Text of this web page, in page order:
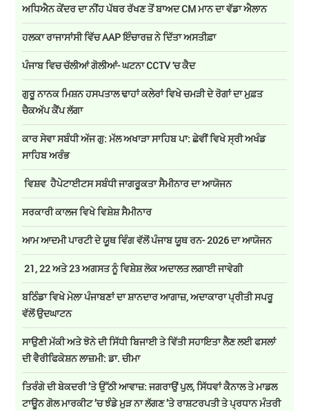
ਅਧਿਐਨ ਕੇਂਦਰ ਦਾ ਨੀਂਹ ਪੱਥਰ ਰੱਖਣ ਤੋਂ ਬਾਅਦ CM ਮਾਨ ਦਾ ਵੱਡਾ ਐਲਾਨ
ਹਲਕਾ ਰਾਜਾਸਾਂਸੀ ਵਿੱਚ AAP ਇੰਚਾਰਜ਼ ਨੇ ਦਿੱਤਾ ਅਸਤੀਫ਼ਾ
ਪੰਜਾਬ ਵਿਚ ਚੱਲੀਆਂ ਗੋਲੀਆਂ- ਘਟਨਾ CCTV 'ਚ ਕੈਦ
ਗੁਰੂ ਨਾਨਕ ਮਿਸ਼ਨ ਹਸਪਤਾਲ ਢਾਹਾਂ ਕਲੇਰਾਂ ਵਿਖੇ ਚਮੜੀ ਦੇ ਰੋਗਾਂ ਦਾ ਮੁਫ਼ਤ
ਚੈਕਅੱਪ ਕੈਂਪ ਲੱਗਾ
ਕਾਰ ਸੇਵਾ ਸਬੰਧੀ ਅੱਜ ਗੁ: ਮੱਲ ਅਖਾੜਾ ਸਾਹਿਬ ਪਾ: ਛੇਵੀਂ ਵਿਖੇ ਸ੍ਰੀ ਅਖੰਡ
ਸਾਹਿਬ ਅਰੰਭ
ਵਿਸ਼ਵ ਹੈਪੇਟਾਈਟਸ ਸਬੰਧੀ ਜਾਗਰੂਕਤਾ ਸੈਮੀਨਾਰ ਦਾ ਆਯੋਜਨ
ਸਰਕਾਰੀ ਕਾਲਜ ਵਿਖੇ ਵਿਸ਼ੇਸ਼ ਸੈਮੀਨਾਰ
ਆਮ ਆਦਮੀ ਪਾਰਟੀ ਦੇ ਯੂਥ ਵਿੰਗ ਵੱਲੋਂ ਪੰਜਾਬ ਯੂਥ ਰਨ- 2026 ਦਾ ਆਯੋਜਨ
21, 22 ਅਤੇ 23 ਅਗਸਤ ਨੂੰ ਵਿਸ਼ੇਸ਼ ਲੋਕ ਅਦਾਲਤ ਲਗਾਈ ਜਾਵੇਗੀ
ਬਠਿੰਡਾ ਵਿਖੇ ਮੇਲਾ ਪੰਜਾਬਣਾਂ ਦਾ ਸ਼ਾਨਦਾਰ ਆਗਾਜ਼, ਅਦਾਕਾਰਾ ਪ੍ਰੀਤੀ ਸਪਰੂ
ਵੱਲੋਂ ਉਦਘਾਟਨ
ਸਾਉਣੀ ਮੱਕੀ ਅਤੇ ਝੋਨੇ ਦੀ ਸਿੱਧੀ ਬਿਜਾਈ ਤੇ ਵਿੱਤੀ ਸਹਾਇਤਾ ਲੈਣ ਲਈ ਫਸਲਾਂ
ਦੀ ਵੈਰੀਫਿਕੇਸ਼ਨ ਲਾਜ਼ਮੀ: ਡਾ. ਚੀਮਾ
ਤਿਰੰਗੇ ਦੀ ਬੇਕਦਰੀ ’ਤੇ ਉੱਠੀ ਆਵਾਜ਼: ਜਗਰਾਉਂ ਪੁਲ, ਸਿੱਧਵਾਂ ਕੈਨਾਲ ਤੇ ਮਾਡਲ
ਟਾਊਨ ਗੋਲ ਮਾਰਕੀਟ ’ਚ ਝੰਡੇ ਮੁੜ ਨਾ ਲੱਗਣ ’ਤੇ ਰਾਸ਼ਟਰਪਤੀ ਤੇ ਪ੍ਰਧਾਨ ਮੰਤਰੀ